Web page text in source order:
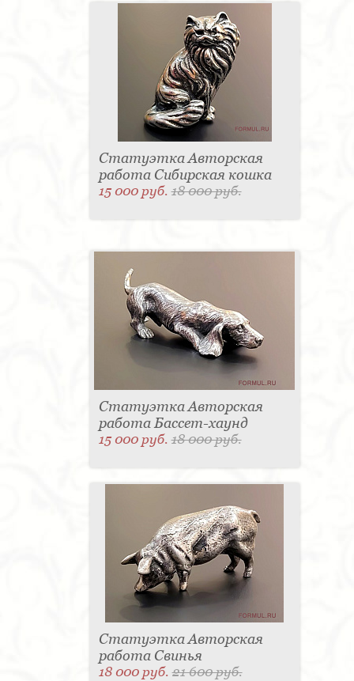
Статуэтка Авторская
работа Сибирская кошка
15 000 руб.18 000 руб.
Статуэтка Авторская
работа Бассет-хаунд
15 000 руб.18 000 руб.
Статуэтка Авторская
работа Свинья
18 000 руб.21 600 руб.